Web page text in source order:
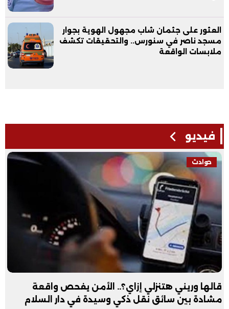
العثور على جثمان شاب مجهول الهوية بجوار
مسجد ناصر في سنورس.. والتحقيقات تكشف
ملابسات الواقعة
فيديو
حوادث
قالها وريني هتنزلي إزاي؟.. الأمن يفحص واقعة
مشادة بين سائق نقل ذكي وسيدة في دار السلام